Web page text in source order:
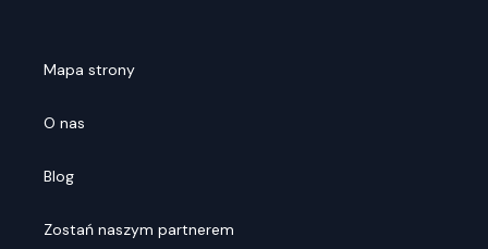
Mapa strony
O nas
Blog
Zostań naszym partnerem